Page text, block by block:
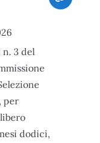
n. 3 del
per
dodici,